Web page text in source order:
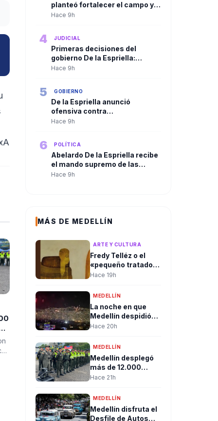
planteó fortalecer el campo y
ampliar la presencia del Estado
Hace 9h
4 JUDICIAL
Primeras decisiones del
gobierno De la Espriella:
Trasladan a más de 100
Hace 9h
5 GOBIERNO
De la Espriella anunció
ofensiva contra
organizaciones criminales y
Hace 9h
6 POLÍTICA
Abelardo De la Espriella recibe
el mando supremo de las
Fuerzas Militares en solemne
Hace 9h
MÁS DE MEDELLÍN
ARTE Y CULTURA
Fredy Telléz o el
«pequeño tratado
del libre pensador»
Hace 19h
MEDELLÍN
La noche en que
Medellín despidió
un gobierno entre
dando la bienvenida
cambio
Hace 20h
MEDELLÍN
Medellín desplegó
más de 12.000
uniformados para
seguridad durante
jornada de posesión
presidencial en
Hace 21h
MEDELLÍN
Medellín disfruta el
Desfile de Autos